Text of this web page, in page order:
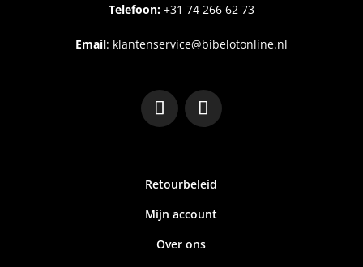
Telefoon:+31 74 266 62 73
Email: klantenservice@bibelotonline.nl
Retourbeleid
Mijn account
Over ons